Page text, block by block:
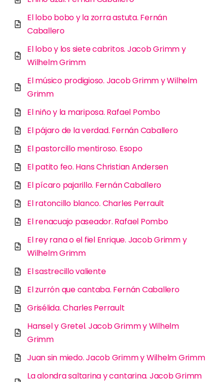
El lobo bobo y la zorra astuta. Fernán
Caballero
El lobo y los siete cabritos. Jacob Grimm y
Wilhelm Grimm
El músico prodigioso. Jacob Grimm y Wilhelm
Grimm
El niño y la mariposa. Rafael Pombo
El pájaro de la verdad. Fernán Caballero
El pastorcillo mentiroso. Esopo
El patito feo. Hans Christian Andersen
El pícaro pajarillo. Fernán Caballero
El ratoncillo blanco. Charles Perrault
El renacuajo paseador. Rafael Pombo
El rey rana o el fiel Enrique. Jacob Grimm y
Wilhelm Grimm
El sastrecillo valiente
El zurrón que cantaba. Fernán Caballero
Grisélida. Charles Perrault
Hansel y Gretel. Jacob Grimm y Wilhelm
Grimm
Juan sin miedo. Jacob Grimm y Wilhelm Grimm
La alondra saltarina y cantarina. Jacob Grimm